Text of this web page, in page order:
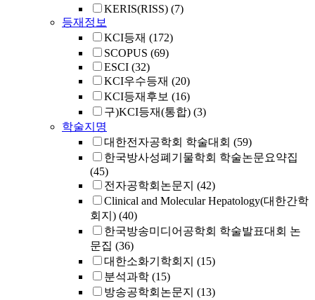
KERIS(RISS) (7)
등재정보
KCI등재 (172)
SCOPUS (69)
ESCI (32)
KCI우수등재 (20)
KCI등재후보 (16)
구)KCI등재(통합) (3)
학술지명
대한전자공학회 학술대회 (59)
한국방사성폐기물학회 학술논문요약집
(45)
전자공학회논문지 (42)
Clinical and Molecular Hepatology(대한간학
회지) (40)
한국방송미디어공학회 학술발표대회 논
문집 (36)
대한소화기학회지 (15)
분석과학 (15)
방송공학회논문지 (13)